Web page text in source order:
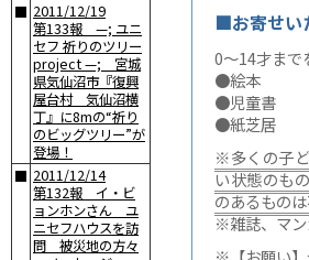
■ 2011/12/19
第133報 —; ユニ
セフ 祈りのツリー
project —; 宮城
県気仙沼市『復興
屋台村 気仙沼横
丁』に8mの“祈り
のビッグツリー”が
登場！
■ 2011/12/14
第132報 イ・ビ
ョンホンさん ユ
ニセフハウスを訪
問 被災地の方々
■お寄せい
0〜14才まで
●絵本
●児童書
●紙芝居
※多くの子
い状態のも
のあるもの
※雑誌、マン